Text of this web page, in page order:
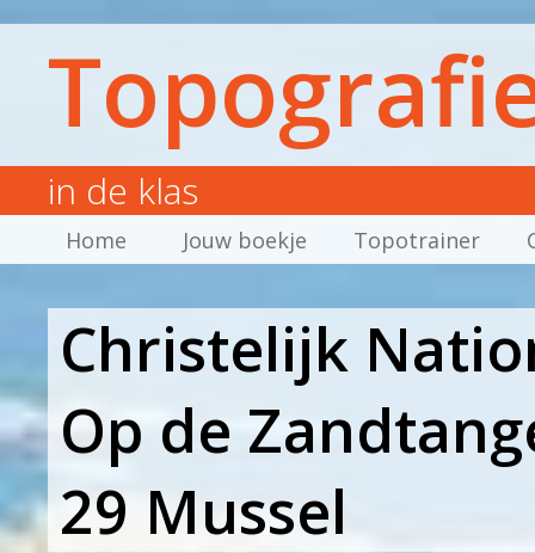
in de klas
Home Jouw boekje Topotrainer
Christelijk
Op de
29 Mussel